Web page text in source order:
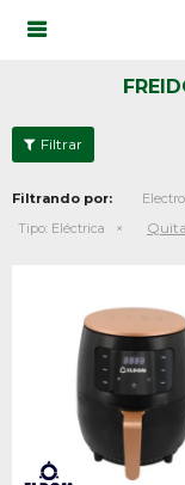

Filtrando por:
Tipo: Eléctrica